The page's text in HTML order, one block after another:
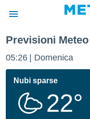
di
per
Previsioni
05:26 Domenica
Nubi sparse
22°